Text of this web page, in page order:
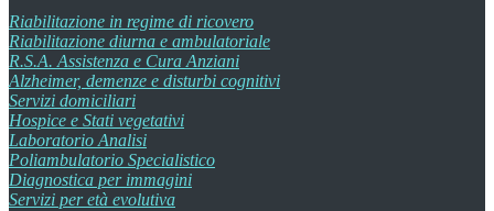
Riabilitazione in regime di ricovero
Riabilitazione diurna e ambulatoriale
R.S.A. Assistenza e Cura Anziani
Alzheimer, demenze e disturbi cognitivi
Servizi domiciliari
Hospice e Stati vegetativi
Laboratorio Analisi
Poliambulatorio Specialistico
Diagnostica per immagini
Servizi per età evolutiva